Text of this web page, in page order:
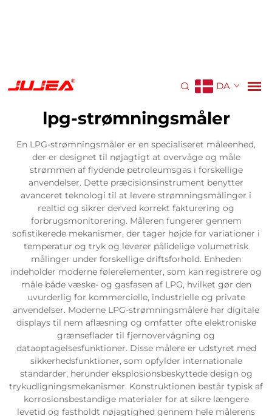
DA
lpg-strømningsmåler
En LPG-strømningsmåler er en specialiseret måleenhed,
der er designet til nøjagtigt at overvåge og måle
strømmen af flydende petroleumsgas i forskellige
anvendelser. Dette præcisionsinstrument benytter
avanceret teknologi til at levere strømningsmålinger i
realtid og sikrer derved korrekt fakturering og
forbrugsmonitorering. Måleren fungerer gennem
sofistikerede mekanismer, der tager højde for variationer i
temperatur og tryk og leverer pålidelige volumetrisk
målinger under forskellige driftsforhold. Enheden
indeholder moderne følerelementer, som kan registrere og
måle både væske- og gasfasen af LPG, hvilket gør den
uvurderlig for kommercielle, industrielle og private
anvendelser. Moderne LPG-strømningsmålere har digitale
displays til nem aflæsning og omfatter ofte elektroniske
grænseflader til fjernovervågning og
dataoptagelsesfunktioner. Disse målere er udstyret med
sikkerhedsfunktioner, som opfylder internationale
standarder, herunder eksplosionsbeskyttede design og
trykudligningsmekanismer. Konstruktionen består typisk af
korrosionsbestandige materialer for at sikre længere
levetid og fastholdt nøjagtighed gennem hele målerens